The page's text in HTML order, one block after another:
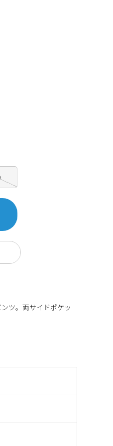
ツ。両サイドポケッ